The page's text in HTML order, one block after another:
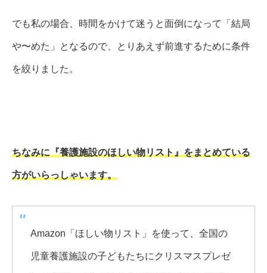
でも私の場合、時間をかけて迷うと面倒になって「結局
や〜めた」となるので、とりあえず前進するために条件
を絞りました。
ちなみに『養護施設のほしい物リスト』をまとめている
方がいらっしゃいます。
Amazon「ほしい物リスト」を使って、全国の
児童養護施設の子どもたちにクリスマスプレゼ